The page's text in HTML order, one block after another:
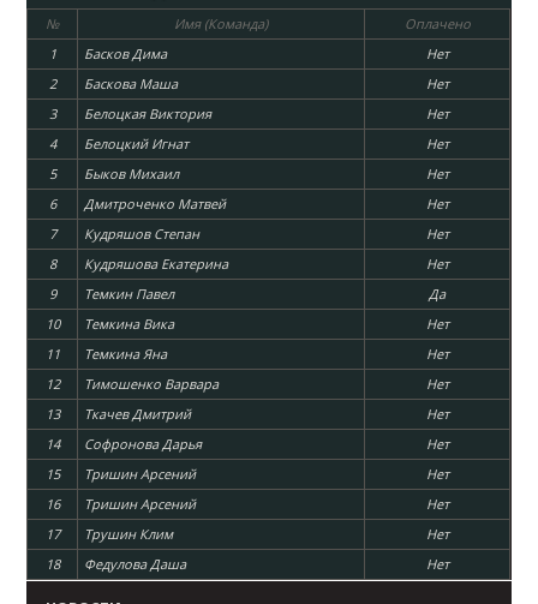
№ Имя (Команда)
Оплачено
1
Басков Дима
Нет
2
Баскова Маша
Нет
3
Белоцкая Виктория
Нет
4
Белоцкий Игнат
Нет
5
Быков Михаил
Нет
6
Дмитроченко Матвей
Нет
7
Кудряшов Степан
Нет
8
Кудряшова Екатерина
Нет
9
Темкин Павел
Да
10
Темкина Вика
Нет
11
Темкина Яна
Нет
12
Тимошенко Варвара
Нет
13
Ткачев Дмитрий
Нет
14
Софронова Дарья
Нет
15
Тришин Арсений
Нет
16
Тришин Арсений
Нет
17
Трушин Клим
Нет
18
Федулова Даша Нет